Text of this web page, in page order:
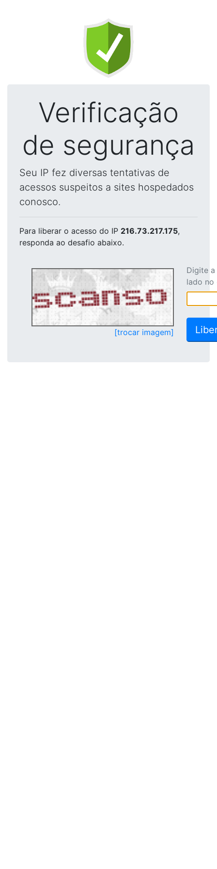
Verificação
de segurança
Seu IP fez diversas tentativas de
acessos suspeitos a sites hospedados
conosco.
Para liberar o acesso do IP 216.73.217.175,
responda ao desafio abaixo.
[trocar imagem]
Digite
lado no